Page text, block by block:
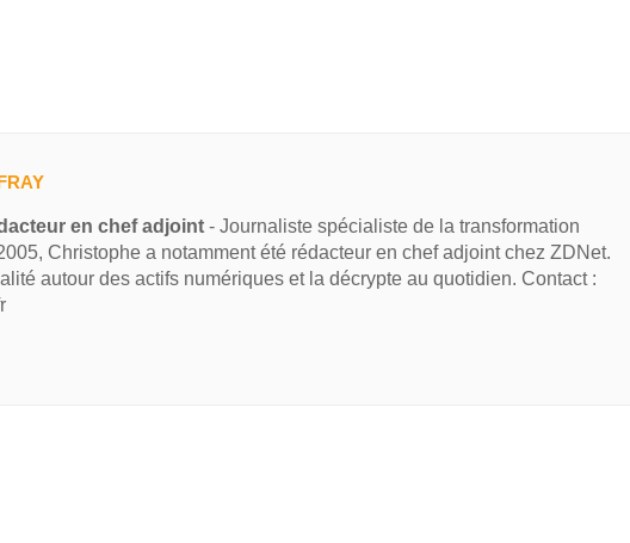
en chef adjoint - Journaliste spécialiste de la transformation
Christophe a notamment été rédacteur en chef adjoint chez ZDNet.
autour des actifs numériques et la décrypte au quotidien. Contact :